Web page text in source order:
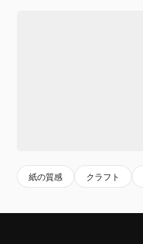
紙の質感 クラフト